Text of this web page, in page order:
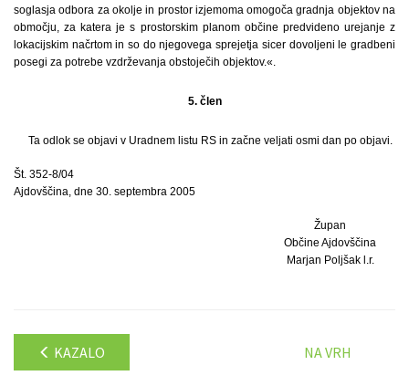
soglasja odbora za okolje in prostor izjemoma omogoča gradnja objektov na
območju, za katera je s prostorskim planom občine predvideno urejanje z
lokacijskim načrtom in so do njegovega sprejetja sicer dovoljeni le gradbeni
posegi za potrebe vzdrževanja obstoječih objektov.«.
5. člen
Ta odlok se objavi v Uradnem listu RS in začne veljati osmi dan po objavi.
Št. 352-8/04
Ajdovščina, dne 30. septembra 2005
Župan
Občine Ajdovščina
Marjan Poljšak l.r.
KAZALO NA VRH